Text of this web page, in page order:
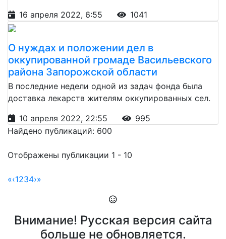
16 апреля 2022, 6:55
1041
О нуждах и положении дел в
оккупированной громаде Васильевского
района Запорожской области
В последние недели одной из задач фонда была
доставка лекарств жителям оккупированных сел.
10 апреля 2022, 22:55
995
Найдено публикаций: 600
Отображены публикации 1 - 10
«‹1234›»
Внимание! Русская версия сайта
больше не обновляется.